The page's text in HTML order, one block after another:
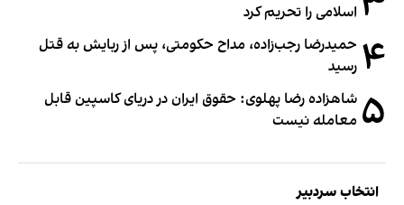
اسلامی را تحریم کرد
۴ حمیدرضا رجب‌زاده، مداح حکومتی، پس از ربایش به قتل
رسید
۵ شاهزاده رضا پهلوی: حقوق ایران در دریای کاسپین قابل
معامله نیست
انتخاب سردبیر